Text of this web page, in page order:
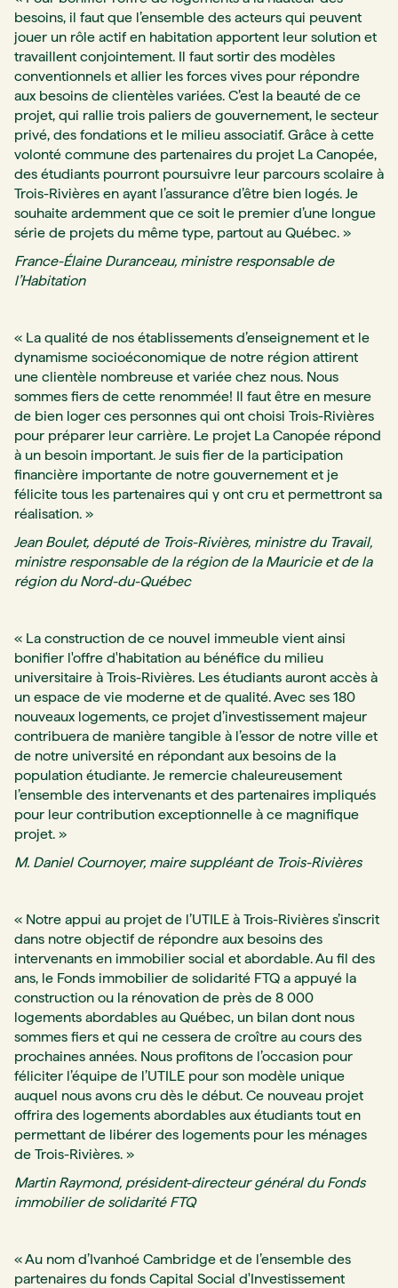
besoins, il faut que l’ensemble des acteurs qui peuvent
jouer un rôle actif en habitation apportent leur solution et
travaillent conjointement. Il faut sortir des modèles
conventionnels et allier les forces vives pour répondre
aux besoins de clientèles variées. C’est la beauté de ce
projet, qui rallie trois paliers de gouvernement, le secteur
privé, des fondations et le milieu associatif. Grâce à cette
volonté commune des partenaires du projet La Canopée,
des étudiants pourront poursuivre leur parcours scolaire à
Trois-Rivières en ayant l’assurance d’être bien logés. Je
souhaite ardemment que ce soit le premier d’une longue
série de projets du même type, partout au Québec. »
France-Élaine Duranceau, ministre responsable de
l’Habitation
« La qualité de nos établissements d’enseignement et le
dynamisme socioéconomique de notre région attirent
une clientèle nombreuse et variée chez nous. Nous
sommes fiers de cette renommée! Il faut être en mesure
de bien loger ces personnes qui ont choisi Trois-Rivières
pour préparer leur carrière. Le projet La Canopée répond
à un besoin important. Je suis fier de la participation
financière importante de notre gouvernement et je
félicite tous les partenaires qui y ont cru et permettront sa
réalisation. »
Jean Boulet, député de Trois-Rivières, ministre du Travail,
ministre responsable de la région de la Mauricie et de la
région du Nord-du-Québec
« La construction de ce nouvel immeuble vient ainsi
bonifier l'offre d'habitation au bénéfice du milieu
universitaire à Trois-Rivières. Les étudiants auront accès à
un espace de vie moderne et de qualité. Avec ses 180
nouveaux logements, ce projet d’investissement majeur
contribuera de manière tangible à l’essor de notre ville et
de notre université en répondant aux besoins de la
population étudiante. Je remercie chaleureusement
l’ensemble des intervenants et des partenaires impliqués
pour leur contribution exceptionnelle à ce magnifique
projet. »
M. Daniel Cournoyer, maire suppléant de Trois-Rivières
« Notre appui au projet de l’UTILE à Trois-Rivières s’inscrit
dans notre objectif de répondre aux besoins des
intervenants en immobilier social et abordable. Au fil des
ans, le Fonds immobilier de solidarité FTQ a appuyé la
construction ou la rénovation de près de 8 000
logements abordables au Québec, un bilan dont nous
sommes fiers et qui ne cessera de croître au cours des
prochaines années. Nous profitons de l’occasion pour
féliciter l’équipe de l’UTILE pour son modèle unique
auquel nous avons cru dès le début. Ce nouveau projet
offrira des logements abordables aux étudiants tout en
permettant de libérer des logements pour les ménages
de Trois-Rivières. »
Martin Raymond, président-directeur général du Fonds
immobilier de solidarité FTQ
« Au nom d’Ivanhoé Cambridge et de l’ensemble des
partenaires du fonds Capital Social d'Investissement